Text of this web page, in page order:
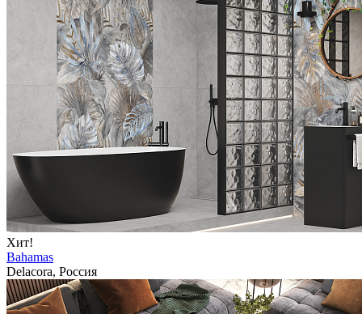
Хит!
Bahamas
Delacora, Россия